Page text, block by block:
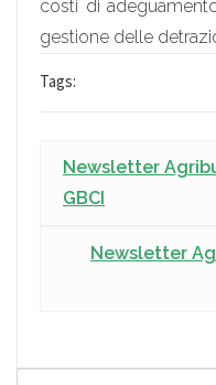
costi di
gestione delle
Tags:
Newsletter
GBCI
Newsletter